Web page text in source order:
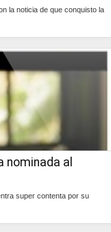
la noticia de que conquisto la
nominada al
super contenta por su